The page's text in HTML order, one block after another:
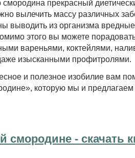
прекрасный
вылечить массу различных
выводить из организма
этого вы можете
вареньями, коктейлями,
изысканными профитролями.
и полезное изобилие вам
которую мы и
смородине - cкачать